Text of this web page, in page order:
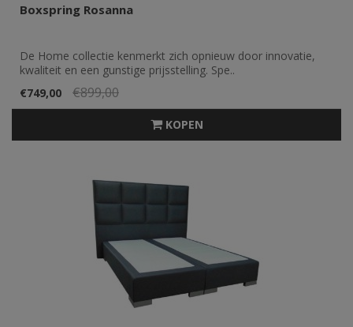
Boxspring Rosanna
De Home collectie kenmerkt zich opnieuw door innovatie,
kwaliteit en een gunstige prijsstelling. Spe..
€749,00
€899,00
KOPEN